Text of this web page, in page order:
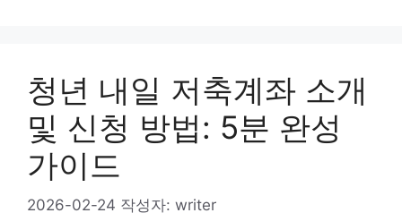
청년 내일 저축계좌 소개
및 신청 방법: 5분 완성
가이드
2026-02-24 작성자: writer